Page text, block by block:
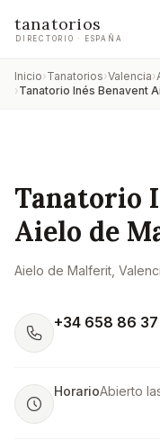
tanatorios
DIRECTORIO · ESPAÑA
Inicio›Tanatorios›Valencia›
›Tanatorio Inés Benavent
Tanatorio
Aielo de
Aielo de Malferit ,
+34 658 86
HorarioAbierto